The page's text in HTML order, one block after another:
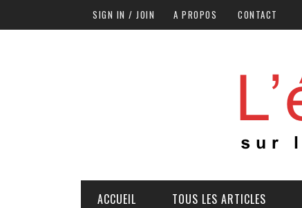
SIGN IN / JOIN A PROPOS CONTACT
ACCUEIL TOUS LES ARTICLES